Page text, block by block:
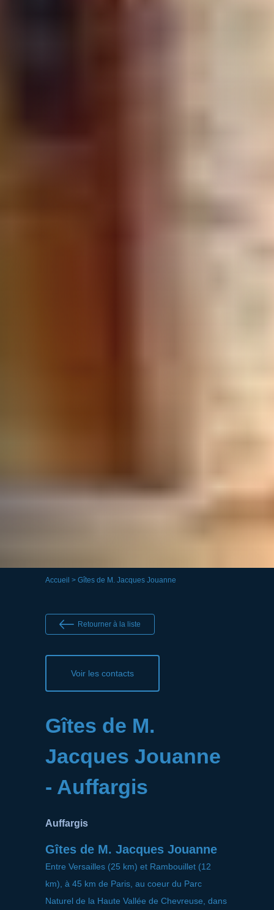
Accueil > Gîtes de M. Jacques Jouanne
Retourner à la liste
Voir les contacts
Gîtes de M.
Jacques Jouanne
- Auffargis
Auffargis
Gîtes de M. Jacques Jouanne
Entre Versailles (25 km) et Rambouillet (12
km), à 45 km de Paris, au coeur du Parc
Naturel de la Haute Vallée de Chevreuse, dans